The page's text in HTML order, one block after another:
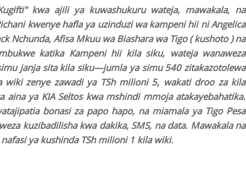
kwa ajili ya kuwashukuru wateja, mawakala, na
kwenye hafla ya uzinduzi wa kampeni hii ni Angelica
Nchunda, Afisa Mkuu wa Biashara wa Tigo ( kushoto ) na
katika Kampeni hii kila siku, wateja wanaweza
janja sita kila siku—jumla ya simu 540 zitakazotolewa
zenye zawadi ya TSh milioni 5, wakati droo za kila
ya KIA Seltos kwa mshindi mmoja atakayebahatika.
bonasi za papo hapo, na miamala ya Tigo Pesa
kuzibadilisha kwa dakika, SMS, na data. Mawakala na
ya kushinda TSh milioni 1 kila wiki.